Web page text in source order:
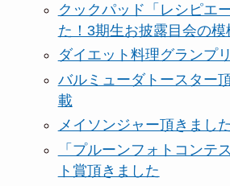
クックパッド「レシピエ
た！3期生お披露目会の模
ダイエット料理グランプ
バルミューダトースター
載
メイソンジャー頂きまし
「プルーンフォトコンテ
ト賞頂きました